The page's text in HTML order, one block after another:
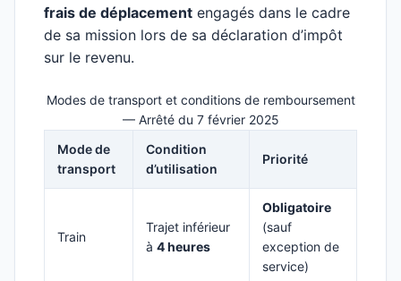
frais de déplacement engagés dans le cadre
de sa mission lors de sa déclaration d’impôt
sur le revenu.
Modes de transport et conditions de remboursement
— Arrêté du 7 février 2025
Mode de
transport
Condition
d’utilisation
Priorité
Train
Trajet inférieur
à 4 heures
Obligatoire
(sauf
exception de
service)